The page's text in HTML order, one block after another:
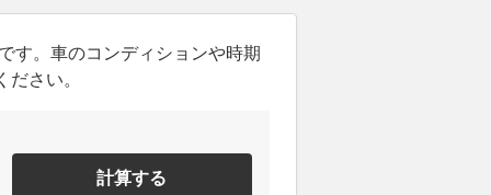
す。車のコンディションや時期
さい。
計算する